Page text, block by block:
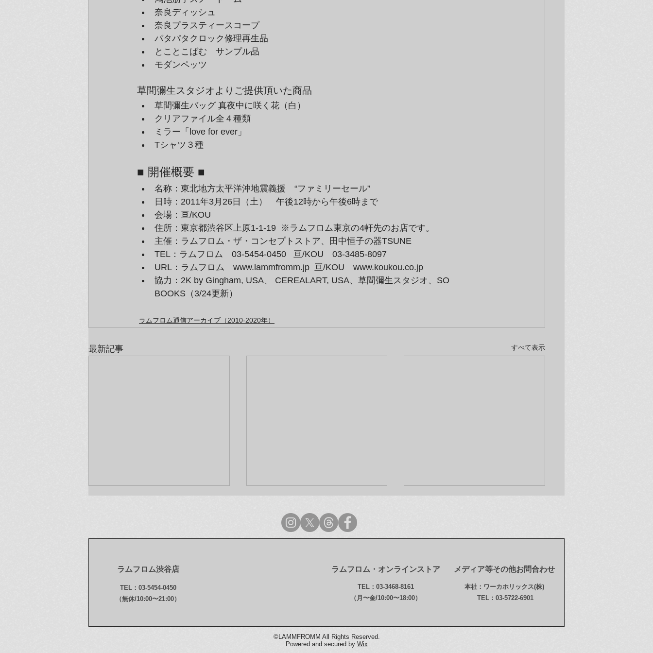
奈良ディッシュ
奈良プラスティースコープ
パタパタクロック修理再生品
とことこばむ　サンプル品
モダンペッツ
草間彌生スタジオよりご提供頂いた商品
草間彌生バッグ 真夜中に咲く花（白）
クリアファイル全４種類
ミラー「love for ever」
Tシャツ３種
■ 開催概要 ■
名称：東北地方太平洋沖地震義援　“ファミリーセール”
日時：2011年3月26日（土）　午後12時から午後6時まで
会場：亘/KOU
住所：東京都渋谷区上原1-1-19  ※ラムフロム東京の4軒先のお店です。
主催：ラムフロム・ザ・コンセプトストア、田中恒子の器TSUNE
TEL：ラムフロム　03-5454-0450   亘/KOU　03-3485-8097
URL：ラムフロム www.lammfromm.jp 亘/KOU　www.koukou.co.jp
協力：2K by Gingham, USA、 CEREALART, USA、草間彌生スタジオ、SO
BOOKS（3/24更新）
ラムフロム通信アーカイブ（2010-2020年）
最新記事 すべて表示
本年最後のお知らせです〜♪
ラムフロム年末年始営業のご
【最新情報(12/9)】オンライ
ンストア「奈良美智 ドラミン
日時のご案内
ラムフロム渋谷店
TEL：03-5454-0450
（無休/10:00〜21:00）
ラムフロム・オンラインストア
TEL：03-3468-8161
（月〜金/10:00〜18:00）
メディア等その他お問合わせ
本社：ワーカホリックス(株)
TEL：03-5722-6901
©LAMMFROMM All Rights Reserved.
Powered and secured by Wix